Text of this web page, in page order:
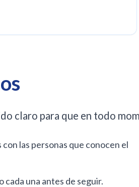
claro para que en todo
las personas que conocen el
cada una antes de seguir.